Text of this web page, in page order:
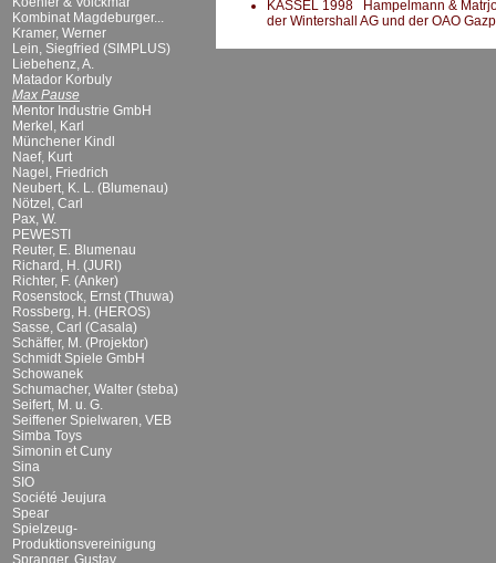
Kombinat Magdeburger...
Kramer, Werner
Lein, Siegfried (SIMPLUS)
Liebehenz, A.
Matador Korbuly
Max Pause
Mentor Industrie GmbH
Merkel, Karl
Münchener Kindl
Naef, Kurt
Nagel, Friedrich
Neubert, K. L. (Blumenau)
Nötzel, Carl
Pax, W.
PEWESTI
Reuter, E. Blumenau
Richard, H. (JURI)
Richter, F. (Anker)
Rosenstock, Ernst (Thuwa)
Rossberg, H. (HEROS)
Sasse, Carl (Casala)
Schäffer, M. (Projektor)
Schmidt Spiele GmbH
Schowanek
Schumacher, Walter (steba)
Seifert, M. u. G.
Seiffener Spielwaren, VEB
Simba Toys
Simonin et Cuny
Sina
SIO
Société Jeujura
Spear
Spielzeug-
Produktionsvereinigung
Spranger, Gustav
KASSEL 1998 Hampelmann &
der Wintershall AG und der OAO